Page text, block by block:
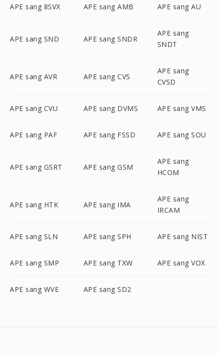
APE sang 8SVX APE sang AMB APE sang AU
APE sang SND APE sang SNDR
APE sang
SNDT
APE sang AVR APE sang CVS
APE sang
CVSD
APE sang CVU APE sang DVMS APE sang VMS
APE sang PAF APE sang FSSD APE sang SOU
APE sang GSRT APE sang GSM
APE sang
HCOM
APE sang HTK APE sang IMA
APE sang
IRCAM
APE sang SLN APE sang SPH APE sang NIST
APE sang SMP APE sang TXW APE sang VOX
APE sang WVE APE sang SD2